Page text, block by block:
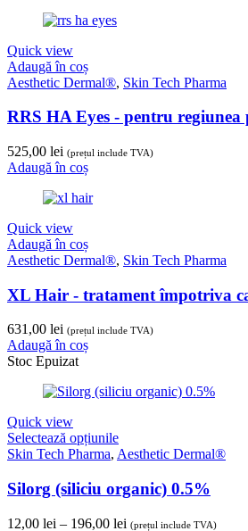
Quick view
Adaugă în coș
Aesthetic Dermal®, Skin Tech Pharma
RRS HA Eyes - pentru regiunea
525,00 lei (prețul include TVA)
Adaugă în coș
Quick view
Adaugă în coș
Aesthetic Dermal®, Skin Tech Pharma
XL Hair - tratament împotriva
631,00 lei (prețul include TVA)
Adaugă în coș
Stoc Epuizat
Quick view
Selectează opțiunile
Skin Tech Pharma, Aesthetic Dermal®
Silorg (siliciu organic) 0.5%
12,00 lei – 196,00 lei Interval
(prețul include TVA)